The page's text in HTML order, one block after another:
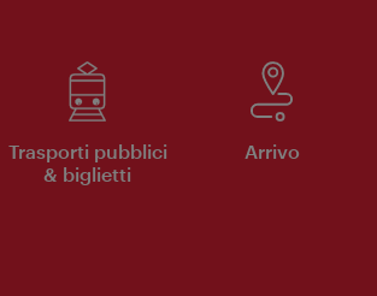
Trasporti pubblici
& biglietti
Arrivo